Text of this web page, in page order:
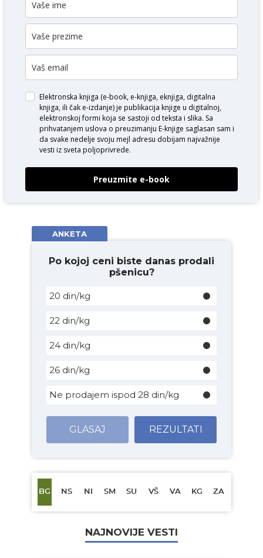
Elektronska knjiga (e-book, e-knjiga, eknjiga, digitalna
knjiga, ili čak e-izdanje) je publikacija knjige u digitalnoj,
elektronskoj formi koja se sastoji od teksta i slika. Sa
prihvatanjem uslova o preuzimanju E-knjige saglasan sam i
da svake nedelje svoju mejl adresu dobijam najvažnije
vesti iz sveta poljoprivrede.
Preuzmite e-book
ANKETA
Po kojoj ceni biste danas prodali
pšenicu?
20 din/kg
22 din/kg
24 din/kg
26 din/kg
Ne prodajem ispod 28 din/kg
GLASAJ REZULTATI
BG NS NI SM SU VŠ VA KG ZA
NAJNOVIJE VESTI